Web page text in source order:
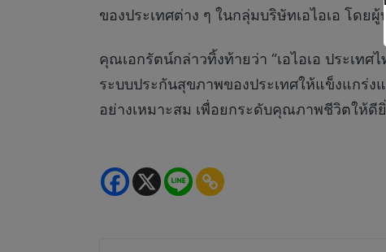
ของประเทศต่าง ๆ ในกลุ่มบริษัทเอไอเอ โด
คุณเอกรัตน์กล่าวทิ้งท้ายว่า “เอไอเอ ประเ
ระบบประกันสุขภาพของประเทศให้แข็งแกร่
อย่างเหมาะสม เพื่อยกระดับคุณภาพชีวิตให้ดี